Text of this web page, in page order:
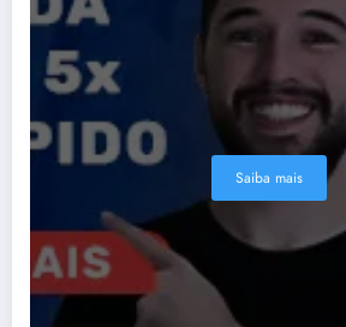
Saiba mais